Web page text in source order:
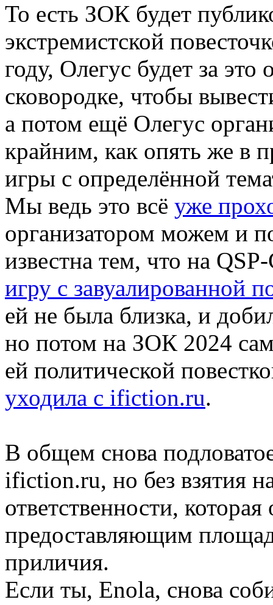
То есть ЗОК будет
экстремистской
году, Олегус будет за это
сковородке, чтобы
а потом ещё Олегус
крайним, как опять же в
игры с определённой
Мы ведь это всё уже
организатором можем и
известна тем, что на
игру с завуалированной
ей не была близка, и
но потом на ЗОК 2024
ей политической
уходила с ifiction.ru.
В общем снова
ifiction.ru, но без взятия
ответственности,
предоставляющим
приличия.
Если ты, Enola, снова